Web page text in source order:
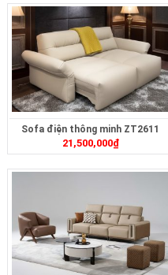
Sofa điện thông minh ZT2611
21,500,000₫